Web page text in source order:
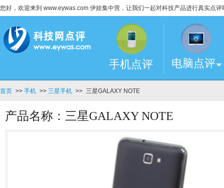
您好，欢迎来到 www.eywas.com 伊娃集中营，让我们一起对科技产品进行真实点评
手机点评 电脑点评
首页 >> 手机 >> 三星手机 >> 三星GALAXY NOTE
产品名称：三星GALAXY NOTE